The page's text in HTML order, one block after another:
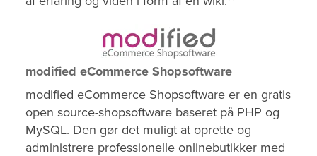
modified eCommerce Shopsoftware
modified eCommerce Shopsoftware er en gratis
open source-shopsoftware baseret på PHP og
MySQL. Den gør det muligt at oprette og
administrere professionelle onlinebutikker med